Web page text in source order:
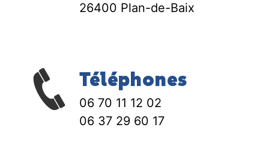
26400 Plan-de-Baix
Téléphones
06 70 11 12 02
06 37 29 60 17